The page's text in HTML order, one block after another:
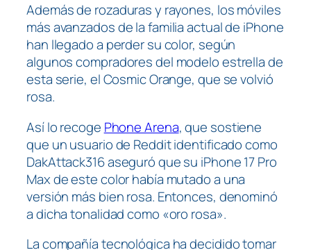
Además de rozaduras y rayones, los móviles
más avanzados de la familia actual de iPhone
han llegado a perder su color, según
algunos compradores del modelo estrella de
esta serie, el Cosmic Orange, que se volvió
rosa.
Así lo recoge Phone Arena, que sostiene
que un usuario de Reddit identificado como
DakAttack316 aseguró que su iPhone 17 Pro
Max de este color había mutado a una
versión más bien rosa. Entonces, denominó
a dicha tonalidad como «oro rosa».
La compañía tecnológica ha decidido tomar